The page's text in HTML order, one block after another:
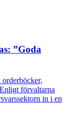
”Goda
förvaltarna
in i en